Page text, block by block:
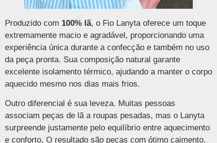
Produzido com 100% lã, o Fio Lanyta oferece um toque
extremamente macio e agradável, proporcionando uma
experiência única durante a confecção e também no uso
da peça pronta. Sua composição natural garante
excelente isolamento térmico, ajudando a manter o corpo
aquecido mesmo nos dias mais frios.
Outro diferencial é sua leveza. Muitas pessoas
associam peças de lã a roupas pesadas, mas o Lanyta
surpreende justamente pelo equilíbrio entre aquecimento
e conforto. O resultado são peças com ótimo caimento,